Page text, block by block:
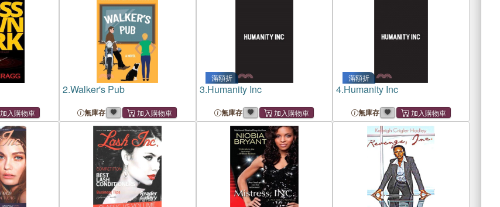
2.Walker's Pub
無庫存
滿額折
3.Humanity Inc
無庫存
滿額折
4.Humanity Inc
無庫存